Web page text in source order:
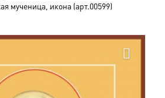
мученица, икона (арт.00599)